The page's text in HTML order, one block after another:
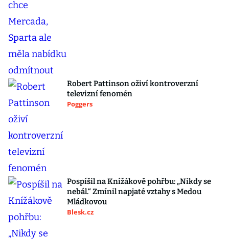
Robert Pattinson oživí kontroverzní
televizní fenomén
Poggers
Pospíšil na Knížákově pohřbu: „Nikdy se
nebál.“ Zmínil napjaté vztahy s Medou
Mládkovou
Blesk.cz